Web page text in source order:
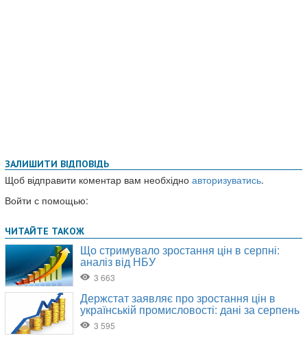
ЗАЛИШИТИ ВІДПОВІДЬ
Щоб відправити коментар вам необхідно авторизуватись.
Войти с помощью: